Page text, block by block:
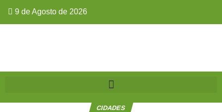
9 de Agosto de 2026
CIDADES